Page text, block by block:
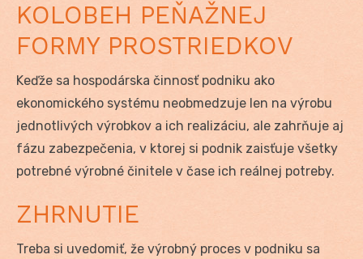
KOLOBEH PEŇAŽNEJ
FORMY PROSTRIEDKOV
Keďže sa hospodárska činnosť podniku ako
ekonomického systému neobmedzuje len na výrobu
jednotlivých výrobkov a ich realizáciu, ale zahrňuje aj
fázu zabezpečenia, v ktorej si podnik zaisťuje všetky
potrebné výrobné činitele v čase ich reálnej potreby.
ZHRNUTIE
Treba si uvedomiť, že výrobný proces v podniku sa